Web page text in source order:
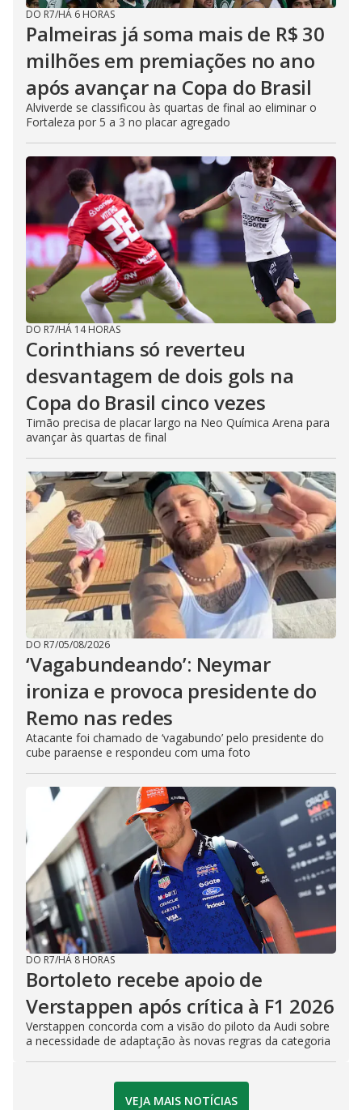
DO R7/HÁ 6 HORAS
Palmeiras já soma mais de R$ 30
milhões em premiações no ano
após avançar na Copa do Brasil
Alviverde se classificou às quartas de final ao eliminar o
Fortaleza por 5 a 3 no placar agregado
DO R7/HÁ 14 HORAS
Corinthians só reverteu
desvantagem de dois gols na
Copa do Brasil cinco vezes
Timão precisa de placar largo na Neo Química Arena para
avançar às quartas de final
DO R7/05/08/2026
‘Vagabundeando’: Neymar
ironiza e provoca presidente do
Remo nas redes
Atacante foi chamado de ‘vagabundo’ pelo presidente do
cube paraense e respondeu com uma foto
DO R7/HÁ 8 HORAS
Bortoleto recebe apoio de
Verstappen após crítica à F1 2026
Verstappen concorda com a visão do piloto da Audi sobre
a necessidade de adaptação às novas regras da categoria
VEJA MAIS NOTÍCIAS